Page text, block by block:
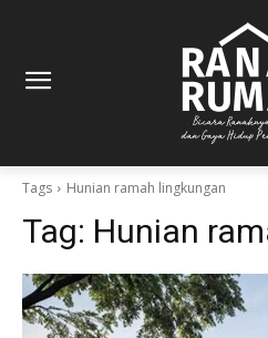
Tags Hunian ramah lingkungan
Tag: Hunian